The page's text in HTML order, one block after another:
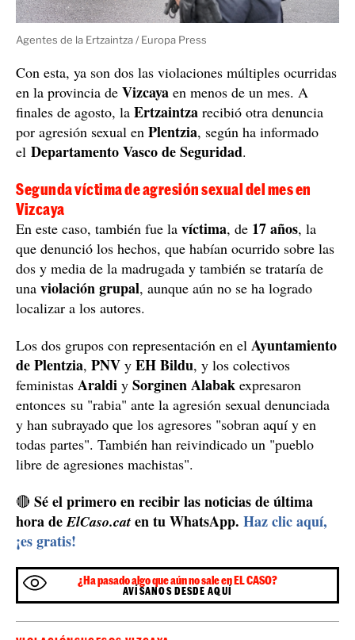
Agentes de la Ertzaintza / Europa Press
Con esta, ya son dos las violaciones múltiples ocurridas
en la provincia de Vizcaya en menos de un mes. A
finales de agosto, la Ertzaintza recibió otra denuncia
por agresión sexual en Plentzia, según ha informado
el Departamento Vasco de Seguridad.
Segunda víctima de agresión sexual del mes en
Vizcaya
En este caso, también fue la víctima, de 17 años, la
que denunció los hechos, que habían ocurrido sobre las
dos y media de la madrugada y también se trataría de
una violación grupal, aunque aún no se ha logrado
localizar a los autores.
Los dos grupos con representación en el Ayuntamiento
de Plentzia, PNV y EH Bildu, y los colectivos
feministas Araldi y Sorginen Alabak expresaron
entonces su "rabia" ante la agresión sexual denunciada
y han subrayado que los agresores "sobran aquí y en
todas partes". También han reivindicado un "pueblo
libre de agresiones machistas".
🔴 Sé el primero en recibir las noticias de última
hora deElCaso.cat en tu WhatsApp. Haz clic aquí,
¡es gratis!
¿Ha pasado algo que aún no sale en EL CASO?
AVÍSANOS DESDE AQUÍ